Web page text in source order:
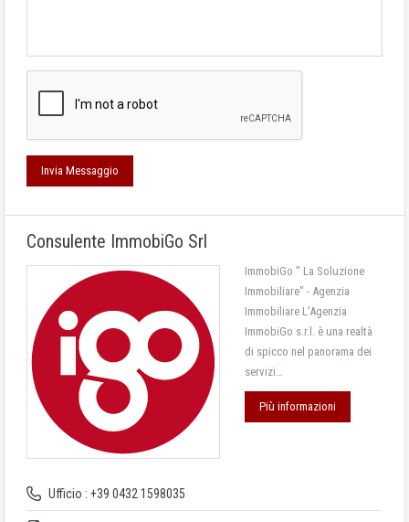
Consulente ImmobiGo Srl
Ufficio : +39 0432 1598035
ImmobiGo " La Soluzione
Immobiliare" - Agenzia
Immobiliare L'Agenzia
ImmobiGo s.r.l. è una realtà
di spicco nel panorama dei
servizi…
Più informazioni